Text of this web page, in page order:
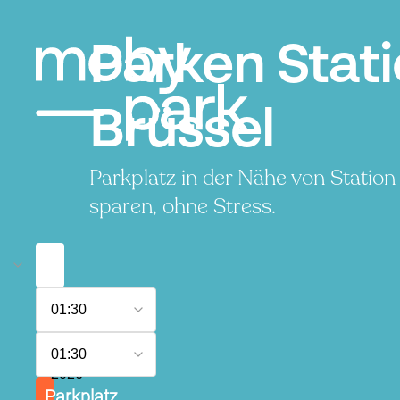
Parken
Brüssel
Parkplatz in der Nähe von
sparen, ohne Stress.
August
2026
01:30
August
2026
01:30